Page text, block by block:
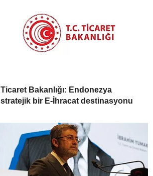
Ticaret Bakanlığı: Endonezya
stratejik bir E-İhracat destinasyonu